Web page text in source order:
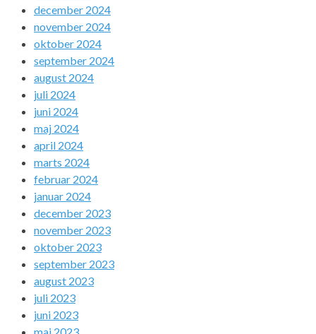
december 2024
november 2024
oktober 2024
september 2024
august 2024
juli 2024
juni 2024
maj 2024
april 2024
marts 2024
februar 2024
januar 2024
december 2023
november 2023
oktober 2023
september 2023
august 2023
juli 2023
juni 2023